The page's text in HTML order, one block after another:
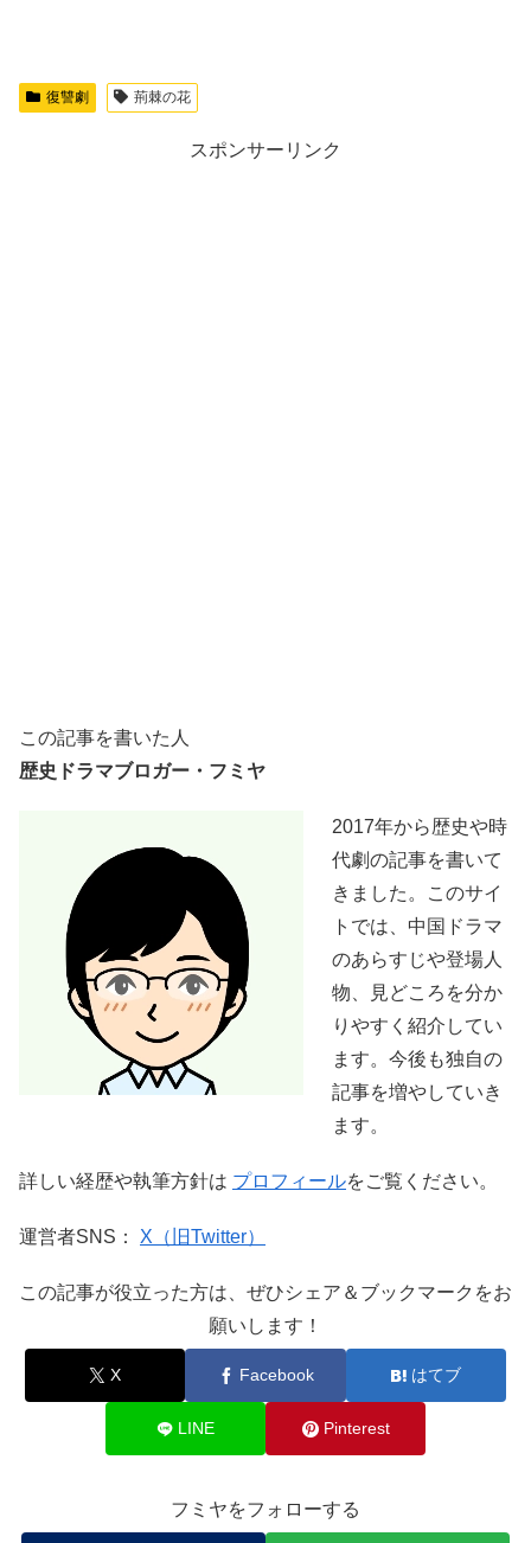
復讐劇 荊棘の花
スポンサーリンク
この記事を書いた人
歴史ドラマブロガー・フミヤ
2017年から歴史や時
代劇の記事を書いて
きました。このサイ
トでは、中国ドラマ
のあらすじや登場人
物、見どころを分か
りやすく紹介してい
ます。今後も独自の
記事を増やしていき
ます。
詳しい経歴や執筆方針は プロフィールをご覧ください。
運営者SNS： X（旧Twitter）
この記事が役立った方は、ぜひシェア＆ブックマークをお
願いします！
X Facebook はてブ
LINE Pinterest
フミヤをフォローする